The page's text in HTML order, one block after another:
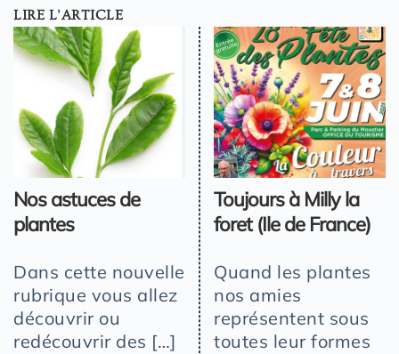
LIRE L'ARTICLE
Nos astuces de
plantes
Dans cette nouvelle
rubrique vous allez
découvrir ou
redécouvrir des […]
Toujours à Milly la
foret (Ile de France)
Quand les plantes
nos amies
représentent sous
toutes leur formes